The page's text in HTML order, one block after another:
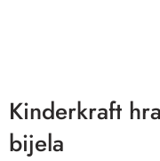
Kinderkraft
bijela